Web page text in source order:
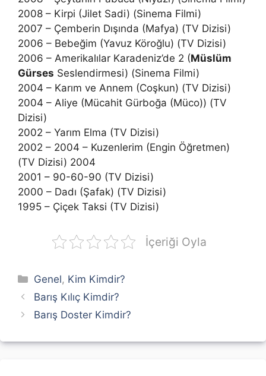
2008 – Kirpi (Jilet Sadi) (Sinema Filmi)
2007 – Çemberin Dışında (Mafya) (TV Dizisi)
2006 – Bebeğim (Yavuz Köroğlu) (TV Dizisi)
2006 – Amerikalılar Karadeniz’de 2 (Müslüm
Gürses Seslendirmesi) (Sinema Filmi)
2004 – Karım ve Annem (Coşkun) (TV Dizisi)
2004 – Aliye (Mücahit Gürboğa (Müco)) (TV
Dizisi)
2002 – Yarım Elma (TV Dizisi)
2002 – 2004 – Kuzenlerim (Engin Öğretmen)
(TV Dizisi) 2004
2001 – 90-60-90 (TV Dizisi)
2000 – Dadı (Şafak) (TV Dizisi)
1995 – Çiçek Taksi (TV Dizisi)
İçeriği Oyla
Kategoriler
Genel, Kim Kimdir?
Barış Kılıç Kimdir?
Barış Doster Kimdir?